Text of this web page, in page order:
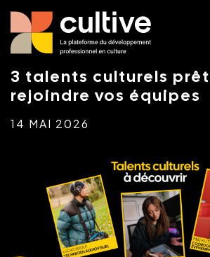
3 talents culturels
rejoindre vos équipes
14 MAI 2026